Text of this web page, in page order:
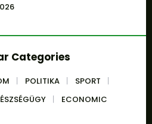
Categories
POLITIKA
SPORT
ECONOMIC